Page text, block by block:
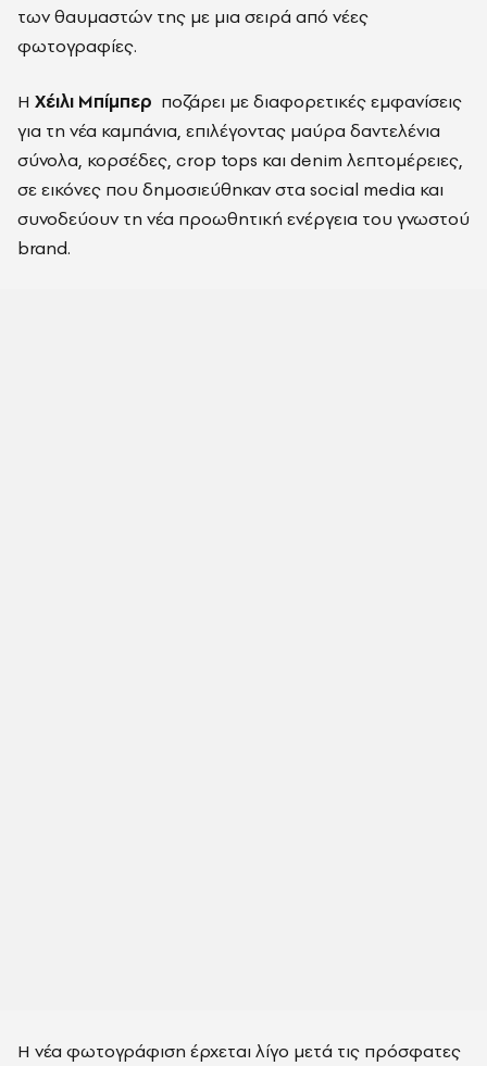
των θαυμαστών της με μια σειρά από νέες
φωτογραφίες.
Η Χέιλι Μπίμπερ ποζάρει με διαφορετικές εμφανίσεις
για τη νέα καμπάνια, επιλέγοντας μαύρα δαντελένια
σύνολα, κορσέδες, crop tops και denim λεπτομέρειες,
σε εικόνες που δημοσιεύθηκαν στα social media και
συνοδεύουν τη νέα προωθητική ενέργεια του γνωστού
brand.
Η νέα φωτογράφιση έρχεται λίγο μετά τις πρόσφατες